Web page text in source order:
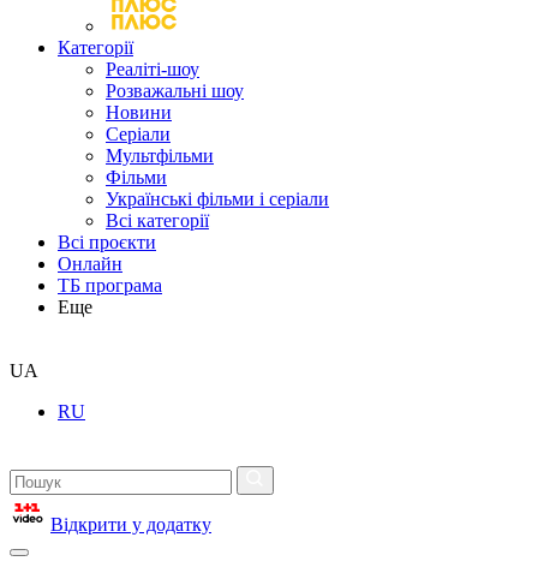
Категорії
Реаліті-шоу
Розважальні шоу
Новини
Серіали
Мультфільми
Фільми
Українські фільми і серіали
Всі категорії
Всі проєкти
Онлайн
ТБ програма
Еще
UA
RU
Відкрити у додатку